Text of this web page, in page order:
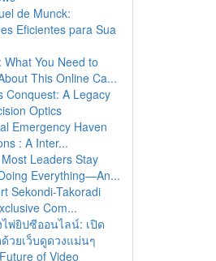
de Munck:
Eficientes para Sua
What You Need to
This Online Ca...
Conquest: A Legacy
Optics
Emergency Haven
: A Inter...
Leaders Stay
Everything—An...
Sekondi-Takoradi
Com...
ไพ่ยิปซีออนไลน์: เปิด
วยเว็บดูดวงแม่นๆ
of Video